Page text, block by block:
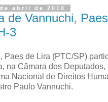
abril de 2010
de Vannuchi,
3
Paes de Lira (PTC/SP)
na Câmara dos Deputados,
Nacional de Direitos
Paulo Vannuchi.